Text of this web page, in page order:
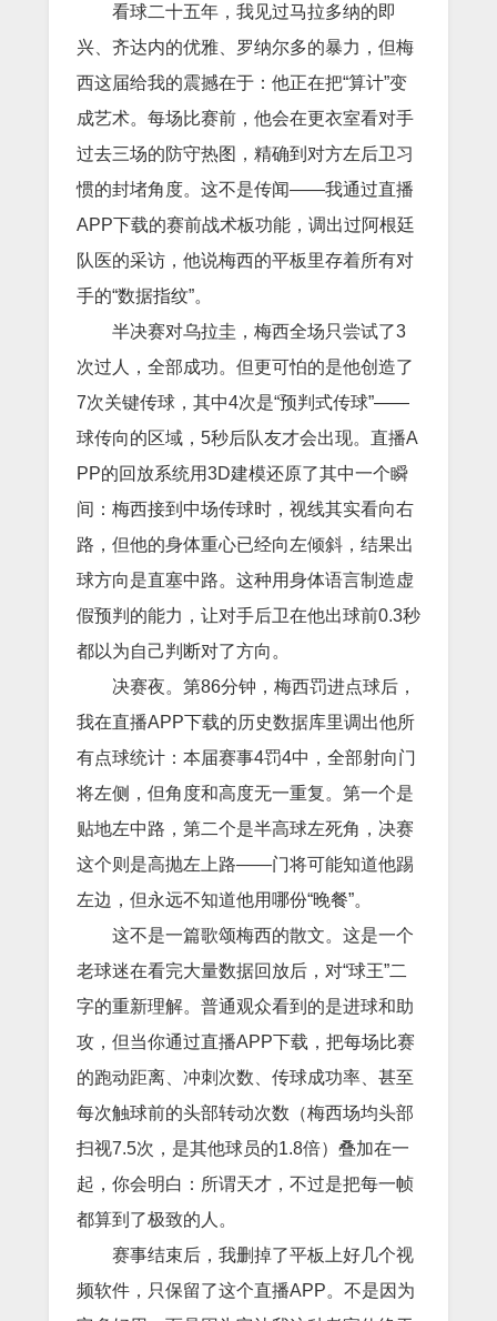
看球二十五年，我见过马拉多纳的即
兴、齐达内的优雅、罗纳尔多的暴力，但梅
西这届给我的震撼在于：他正在把“算计”变
成艺术。每场比赛前，他会在更衣室看对手
过去三场的防守热图，精确到对方左后卫习
惯的封堵角度。这不是传闻——我通过直播
APP下载的赛前战术板功能，调出过阿根廷
队医的采访，他说梅西的平板里存着所有对
手的“数据指纹”。
半决赛对乌拉圭，梅西全场只尝试了3
次过人，全部成功。但更可怕的是他创造了
7次关键传球，其中4次是“预判式传球”——
球传向的区域，5秒后队友才会出现。直播A
PP的回放系统用3D建模还原了其中一个瞬
间：梅西接到中场传球时，视线其实看向右
路，但他的身体重心已经向左倾斜，结果出
球方向是直塞中路。这种用身体语言制造虚
假预判的能力，让对手后卫在他出球前0.3秒
都以为自己判断对了方向。
决赛夜。第86分钟，梅西罚进点球后，
我在直播APP下载的历史数据库里调出他所
有点球统计：本届赛事4罚4中，全部射向门
将左侧，但角度和高度无一重复。第一个是
贴地左中路，第二个是半高球左死角，决赛
这个则是高抛左上路——门将可能知道他踢
左边，但永远不知道他用哪份“晚餐”。
这不是一篇歌颂梅西的散文。这是一个
老球迷在看完大量数据回放后，对“球王”二
字的重新理解。普通观众看到的是进球和助
攻，但当你通过直播APP下载，把每场比赛
的跑动距离、冲刺次数、传球成功率、甚至
每次触球前的头部转动次数（梅西场均头部
扫视7.5次，是其他球员的1.8倍）叠加在一
起，你会明白：所谓天才，不过是把每一帧
都算到了极致的人。
赛事结束后，我删掉了平板上好几个视
频软件，只保留了这个直播APP。不是因为